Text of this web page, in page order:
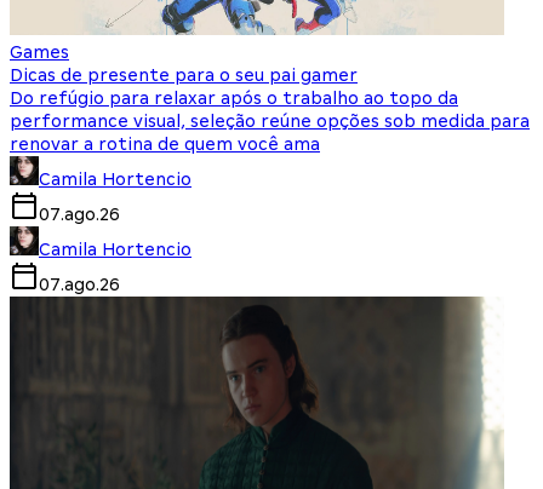
Games
Dicas de presente para o seu pai gamer
Do refúgio para relaxar após o trabalho ao topo da
performance visual, seleção reúne opções sob medida para
renovar a rotina de quem você ama
Camila Hortencio
07.ago.26
Camila Hortencio
07.ago.26